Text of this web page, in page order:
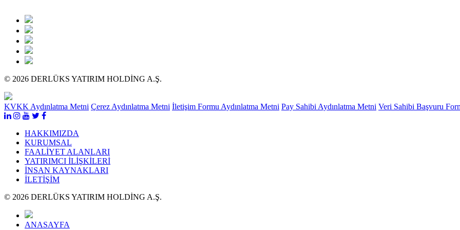
© 2026 DERLÜKS YATIRIM HOLDİNG A.Ş.
KVKK Aydınlatma Metni Çerez Aydınlatma Metni İletişim Formu Aydınlatma Metni Pay Sahibi Aydınlatma Metni Veri Sahibi Başvuru
HAKKIMIZDA
KURUMSAL
FAALİYET ALANLARI
YATIRIMCI İLİŞKİLERİ
İNSAN KAYNAKLARI
İLETİŞİM
© 2026 DERLÜKS YATIRIM HOLDİNG A.Ş.
ANASAYFA